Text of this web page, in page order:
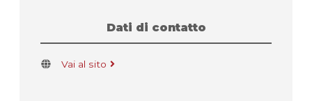
Dati di contatto
Vai al sito